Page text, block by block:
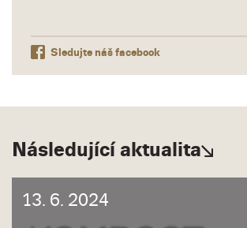
Sledujte náš facebook
Následující aktualita
13. 6. 2024